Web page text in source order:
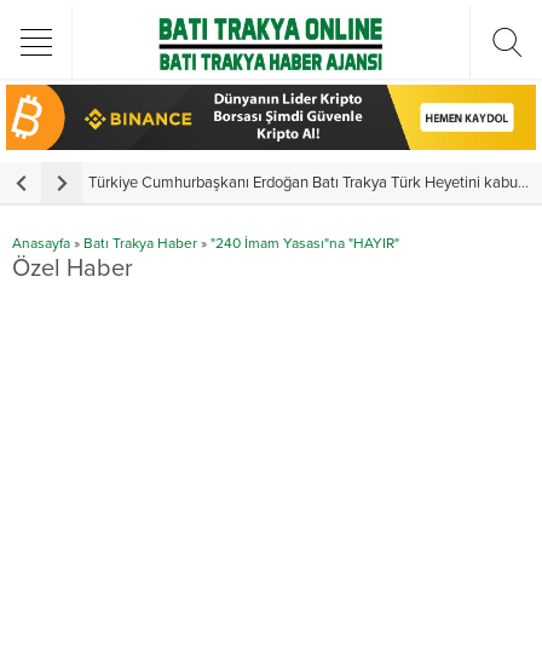
Türkiye Cumhurbaşkanı Erdoğan Batı Trakya Türk Heyetini kabul etti
Anasayfa » Batı Trakya Haber » "240 İmam Yasası"na "HAYIR"
Özel Haber